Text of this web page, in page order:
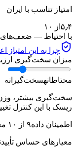
امتیاز تناسب با ایران
۵٫۴ از ۱۰
با احتیاط —
چرا به این امتیاز
میزان سخت‌گیری
محتاطانهسخت‌گیرانه
سخت‌گیری بیشتر،
ریسک با این کنترل
اطمینان داده۹ از ۱۰
معیارهای حساس